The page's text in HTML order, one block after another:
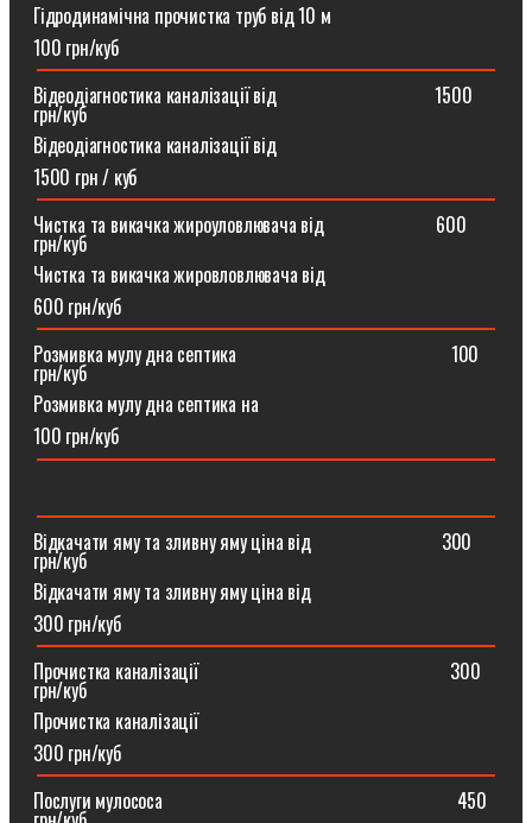
Гідродинамічна прочистка труб від 10 м
100 грн/куб
Відеодіагностика каналізації від ⠀⠀⠀⠀⠀⠀⠀⠀⠀⠀⠀1500
грн/куб
Відеодіагностика каналізації від
1500 грн / куб
Чистка та викачка жироуловлювача від⠀⠀⠀⠀⠀⠀⠀⠀600
грн/куб
Чистка та викачка жировловлювача від
600 грн/куб
Розмивка мулу дна септика ⠀⠀⠀⠀⠀⠀⠀⠀⠀⠀⠀⠀⠀⠀⠀100
грн/куб
Розмивка мулу дна септика на
100 грн/куб
Відкачати яму та зливну яму ціна від ⠀⠀⠀⠀⠀⠀⠀⠀⠀300
грн/куб
Відкачати яму та зливну яму ціна від
300 грн/куб
Прочистка каналізації⠀⠀⠀⠀⠀⠀⠀⠀⠀⠀⠀⠀⠀⠀⠀⠀⠀⠀300
грн/куб
Прочистка каналізації
300 грн/куб
Послуги мулососа⠀⠀⠀⠀⠀⠀⠀⠀⠀⠀⠀⠀⠀⠀⠀⠀⠀⠀⠀⠀⠀450